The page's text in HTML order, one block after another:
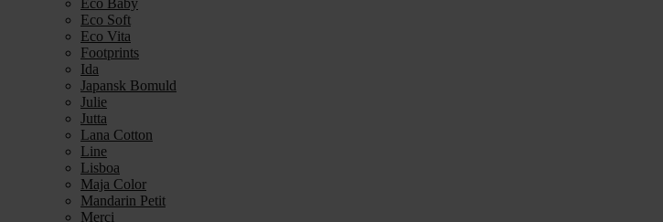
Eco Baby
Eco Soft
Eco Vita
Footprints
Ida
Japansk Bomuld
Julie
Jutta
Lana Cotton
Line
Lisboa
Maja Color
Mandarin Petit
Merci